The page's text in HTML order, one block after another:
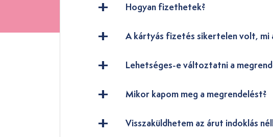
Hogyan fizethetek?
A kártyás fizetés sikertelen volt, mi
Lehetséges-e változtatni a
Mikor kapom meg a megrendelést?
Visszaküldhetem az árut indoklás